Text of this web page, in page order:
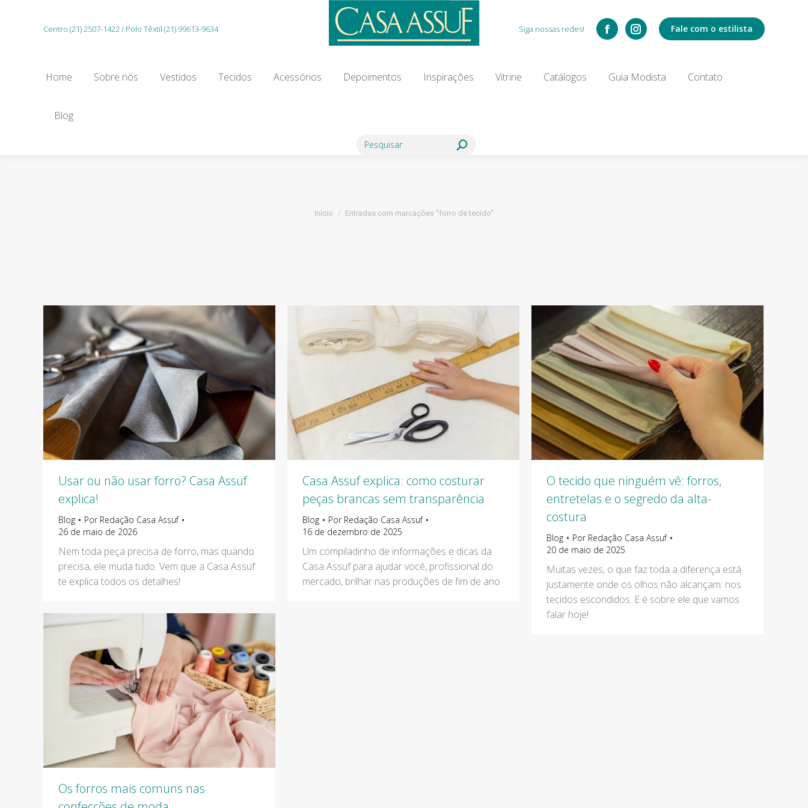
Centro (21) 2507-1422 / Polo Têxtil (21) 99613-9634 Siga nossas redes! Fale com o estilista
Home Sobre nós Vestidos Tecidos Acessórios Depoimentos Inspirações Vitrine Catálogos Guia Modista Contato
Blog
Search:
Você está aqui:
Início Entradas com marcações "forro de tecido"
Usar ou não usar forro? Casa Assuf
explica!
Blog Por Redação Casa Assuf
26 de maio de 2026
Nem toda peça precisa de forro, mas quando
precisa, ele muda tudo. Vem que a Casa Assuf
te explica todos os detalhes!
Casa Assuf explica: como costurar
peças brancas sem transparência
Blog Por Redação Casa Assuf
16 de dezembro de 2025
Um compiladinho de informações e dicas da
Casa Assuf para ajudar você, profissional do
mercado, brilhar nas produções de fim de ano.
O tecido que ninguém vê: forros,
entretelas e o segredo da alta-
costura
Blog Por Redação Casa Assuf
20 de maio de 2025
Muitas vezes, o que faz toda a diferença está
justamente onde os olhos não alcançam: nos
tecidos escondidos. E é sobre ele que vamos
falar hoje!
Os forros mais comuns nas
Depoimentos Inspirações
Search: